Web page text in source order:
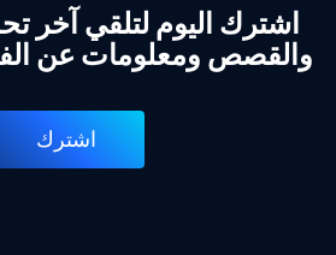
اشترك اليوم لتلقي آخر
والقصص ومعلومات عن
اشترك